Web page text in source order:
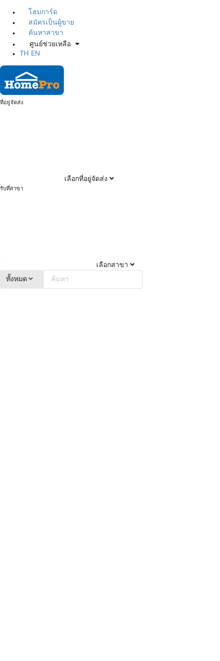
โฮมการ์ด
สมัครเป็นผู้ขาย
ค้นหาสาขา
ศูนย์ช่วยเหลือ
TH
EN
ที่อยู่จัดส่ง
เลือกที่อยู่จัดส่ง
รับที่สาขา
เลือกสาขา
ทั้งหมด